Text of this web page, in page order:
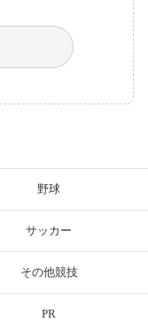
野球
サッカー
その他競技
PR